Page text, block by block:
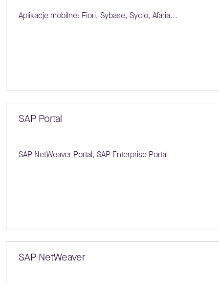
Aplikacje mobilne: Fiori, Sybase, Syclo, Afaria...
SAP Portal
SAP NetWeaver Portal, SAP Enterprise Portal
SAP NetWeaver